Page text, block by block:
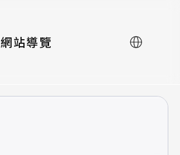
網站導覽 English